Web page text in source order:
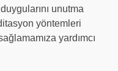
unutma
yöntemleri
yardımcı